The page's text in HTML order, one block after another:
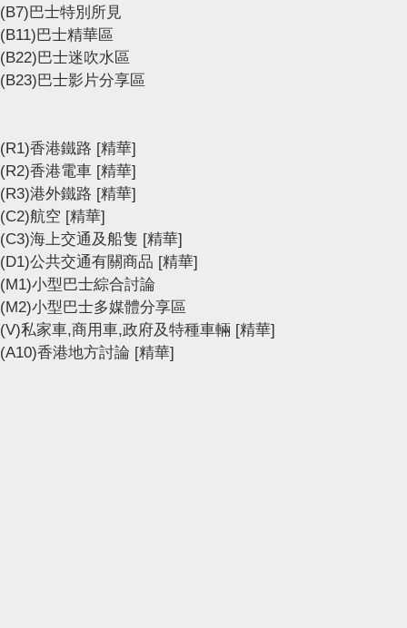
(B7)巴士特別所見
(B11)巴士精華區
(B22)巴士迷吹水區
(B23)巴士影片分享區
(R1)香港鐵路 [精華]
(R2)香港電車 [精華]
(R3)港外鐵路 [精華]
(C2)航空 [精華]
(C3)海上交通及船隻 [精華]
(D1)公共交通有關商品 [精華]
(M1)小型巴士綜合討論
(M2)小型巴士多媒體分享區
(V)私家車,商用車,政府及特種車輛 [精華]
(A10)香港地方討論 [精華]